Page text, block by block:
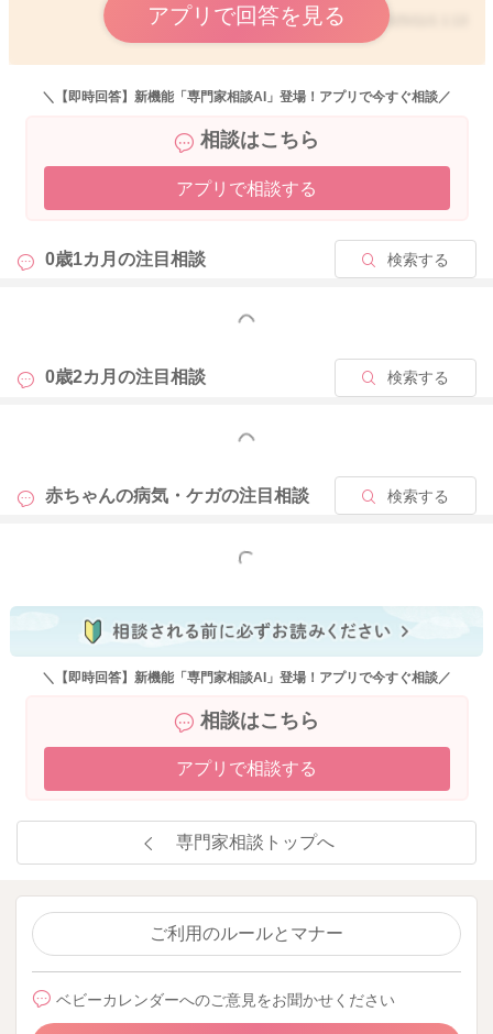
2025/10/30 8:57
アプリで回答を見る 2025/11/1 1:13
＼【即時回答】新機能「専門家相談AI」登場！アプリで今すぐ相談／
相談はこちら
アプリで相談する
0歳1カ月の注目相談 検索する
もっと見る
0歳2カ月の注目相談 検索する
もっと見る
赤ちゃんの病気・ケガの注目相談 検索する
もっと見る
＼【即時回答】新機能「専門家相談AI」登場！アプリで今すぐ相談／
相談はこちら
アプリで相談する
専門家相談トップへ
ご利用のルールとマナー
ベビーカレンダーへのご意見をお聞かせください